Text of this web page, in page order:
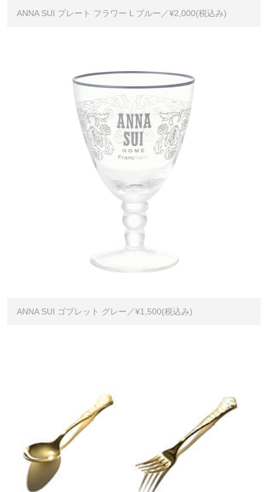
ANNA SUI プレート フラワー L ブルー／¥2,000(税込み)
ANNA SUI ゴブレット グレー／¥1,500(税込み)